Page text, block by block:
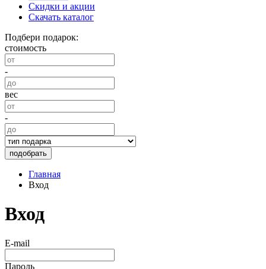
Скидки и акции
Скачать каталог
Подбери подарок:
стоимость
-
вес
-
подобрать
Главная
Вход
Вход
E-mail
Пароль